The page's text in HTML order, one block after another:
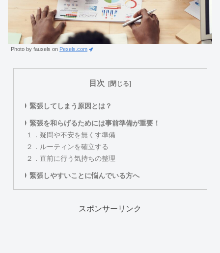
Photo by fauxels on Pexels.com
目次
緊張してしまう原因とは？
緊張を和らげるためには事前準備が重要！
１．疑問や不安を無くす準備
２．ルーティンを確立する
２．直前に行う気持ちの整理
緊張しやすいことに悩んでいる方へ
スポンサーリンク